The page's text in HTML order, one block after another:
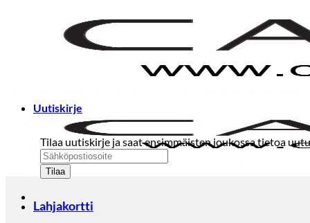
Uutiskirje
Tilaa uutiskirje ja saat ensimmäisten joukossa tietoa
Lahjakortti